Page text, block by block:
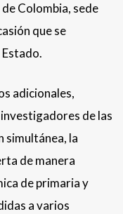
Colombia, sede
que se
adicionales,
de las
simultánea, la
de manera
de primaria y
a varios